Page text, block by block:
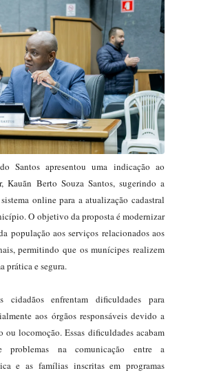
Santos apresentou uma indicação ao
Kauãn Berto Souza Santos, sugerindo a
online para a atualização cadastral
O objetivo da proposta é modernizar
população aos serviços relacionados aos
permitindo que os munícipes realizem
prática e segura.
cidadãos enfrentam dificuldades para
aos órgãos responsáveis devido a
ou locomoção. Essas dificuldades acabam
problemas na comunicação entre a
e as famílias inscritas em programas